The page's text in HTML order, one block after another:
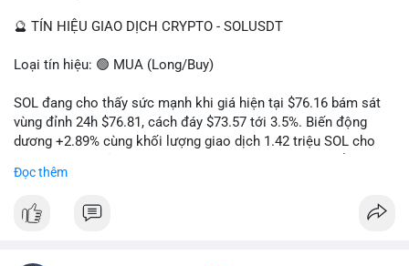
🔮 TÍN HIỆU GIAO DỊCH CRYPTO - SOLUSDT
Loại tín hiệu: 🟢 MUA (Long/Buy)
SOL đang cho thấy sức mạnh khi giá hiện tại $76.16 bám sát
vùng đỉnh 24h $76.81, cách đáy $73.57 tới 3.5%. Biến động
dương +2.89% cùng khối lượng giao dịch 1.42 triệu SOL cho
hoàn toàn nhịp điều chỉnh.
Khuyến nghị giao dịch cụ thể:
Đọc thêm